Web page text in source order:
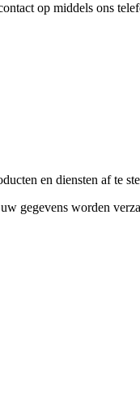
op middels ons
en diensten af te
gegevens worden